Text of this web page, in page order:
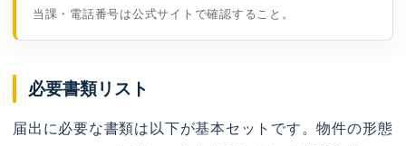
当課・電話番号は公式サイトで確認すること。
必要書類リスト
届出に必要な書類は以下が基本セットです。物件の形態